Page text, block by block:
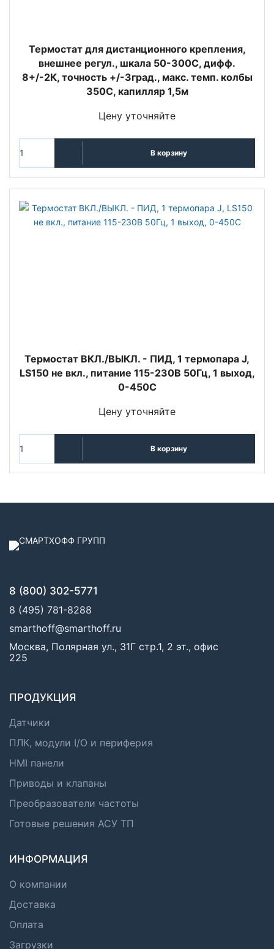
Термостат для дистанционного крепления,
внешнее регул., шкала 50-300C, дифф.
8+/-2К, точность +/-3град., макс. темп. колбы
350C, капилляр 1,5м
Цену уточняйте
В корзину
Термостат ВКЛ./ВЫКЛ. - ПИД, 1 термопара J,
LS150 не вкл., питание 115-230В 50Гц, 1 выход,
0-450С
Цену уточняйте
В корзину
8 (800) 302-5771
8 (495) 781-8288
smarthoff@smarthoff.ru
Москва, Полярная ул., 31Г стр.1, 2 эт., офис
225
ПРОДУКЦИЯ
Датчики
ПЛК, модули I/O и периферия
HMI панели
Приводы и клапаны
Преобразователи частоты
Готовые решения АСУ ТП
ИНФОРМАЦИЯ
О компании
Доставка
Оплата
Загрузки